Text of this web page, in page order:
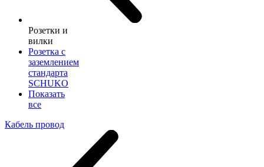
Розетки и
вилки
Розетка с
заземлением
стандарта
SCHUKO
Показать
все
Кабель провод